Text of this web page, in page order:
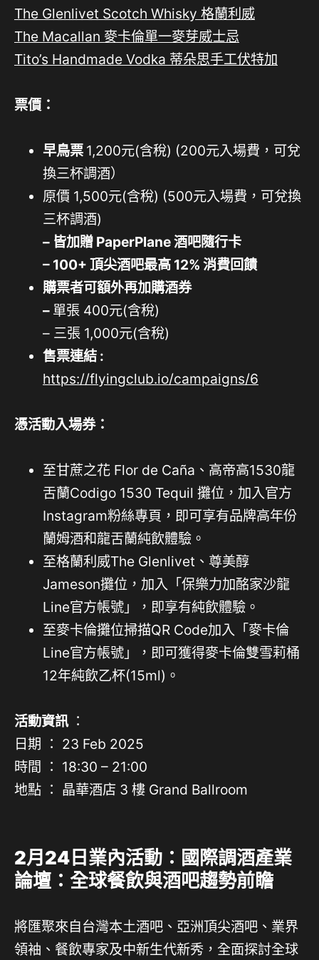
The Glenlivet Scotch Whisky 格蘭利威
The Macallan 麥卡倫單一麥芽威士忌
Tito’s Handmade Vodka 蒂朵思手工伏特加
票價：
早鳥票 1,200元(含稅) (200元入場費，可兌
換三杯調酒）
原價 1,500元(含稅) (500元入場費，可兌換
三杯調酒)
– 皆加贈 PaperPlane 酒吧隨行卡
– 100+ 頂尖酒吧最高 12% 消費回饋
購票者可額外再加購酒券
– 單張 400元(含稅)
– 三張 1,000元(含稅)
售票連結 :
https://flyingclub.io/campaigns/6
憑活動入場券：
至甘蔗之花 Flor de Caña、高帝高1530龍
舌蘭Codigo 1530 Tequil 攤位，加入官方
Instagram粉絲專頁，即可享有品牌高年份
蘭姆酒和龍舌蘭純飲體驗。
至格蘭利威The Glenlivet、尊美醇
Jameson攤位，加入「保樂力加酩家沙龍
Line官方帳號」，即享有純飲體驗。
至麥卡倫攤位掃描QR Code加入「麥卡倫
Line官方帳號」，即可獲得麥卡倫雙雪莉桶
12年純飲乙杯(15ml)。
活動資訊 ：
日期 ： 23 Feb 2025
時間 ： 18:30 – 21:00
地點 ： 晶華酒店 3 樓 Grand Ballroom
2月24日業內活動：國際調酒產業
論壇：全球餐飲與酒吧趨勢前瞻
將匯聚來自台灣本土酒吧、亞洲頂尖酒吧、業界
領袖、餐飲專家及中新生代新秀，全面探討全球